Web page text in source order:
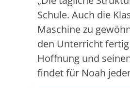
Schule. Auch die
Maschine zu
den Unterricht
Hoffnung und
findet für Noah